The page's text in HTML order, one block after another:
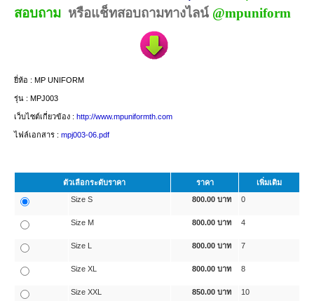
สอบถาม หรือแช็ทสอบถามทางไลน์ @mpuniform
ยี่ห้อ : MP UNIFORM
รุ่น : MPJ003
เว็บไซต์เกี่ยวข้อง : http://www.mpuniformth.com
ไฟล์เอกสาร : mpj003-06.pdf
ตัวเลือกระดับราคา ราคา
เพิ่มเติม
Size S
800.00 บาท 0
Size M 800.00 บาท 4
Size L 800.00 บาท 7
Size XL 800.00 บาท 8
Size XXL 850.00 บาท 10